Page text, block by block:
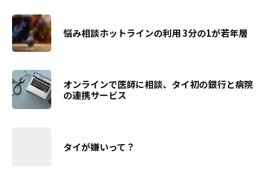
悩み相談ホットラインの利用 3分の1が若年層
オンラインで医師に相談、タイ初の銀行と病院
の連携サービス
タイが嫌いって？